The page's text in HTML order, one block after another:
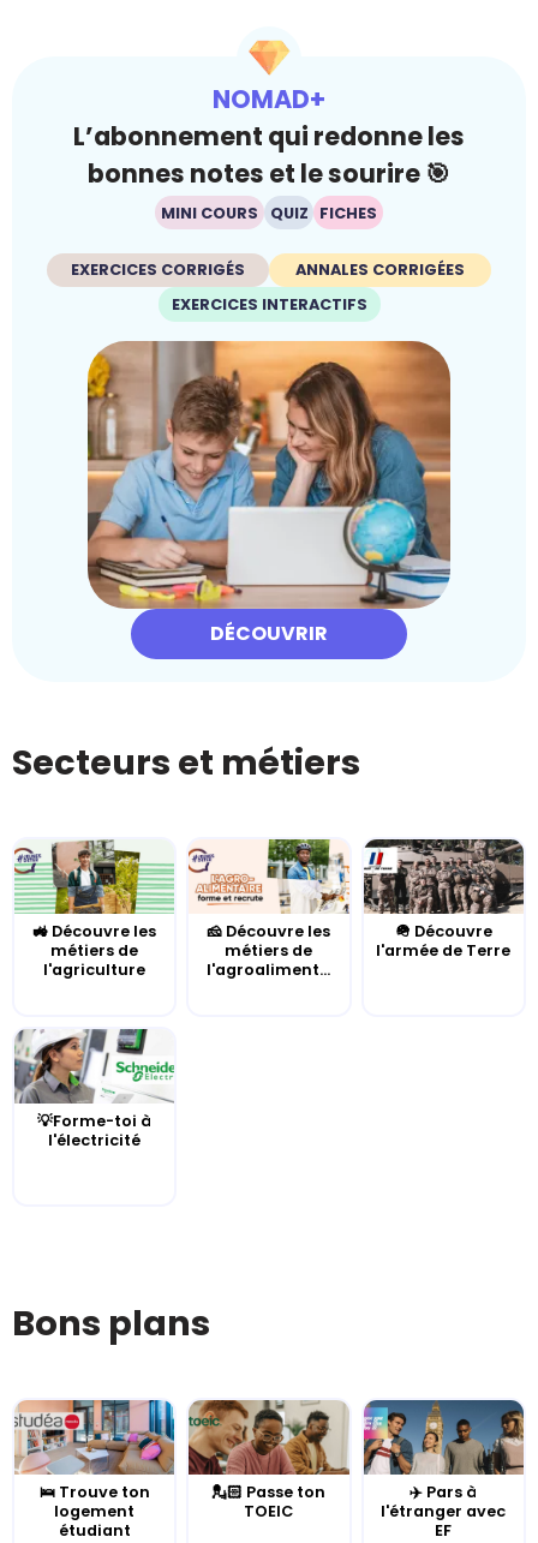
NOMAD+
L’abonnement qui redonne les
bonnes notes et le sourire 🎯
MINI COURS QUIZ FICHES
EXERCICES CORRIGÉS
ANNALES CORRIGÉES
EXERCICES INTERACTIFS
DÉCOUVRIR
Secteurs et métiers
🚜 Découvre les
métiers de
l'agriculture
🧀 Découvre les
métiers de
l'agroaliment...
🪖 Découvre
l'armée de Terre
💡Forme-toi à
l'électricité
Bons plans
🛌 Trouve ton
logement
étudiant
💂🏻 Passe ton
TOEIC
✈️ Pars à
l'étranger avec
EF